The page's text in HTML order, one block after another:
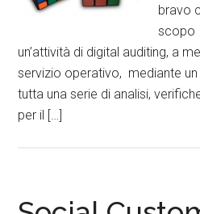
bravo
scopo
un’attività di digital auditing, a
servizio operativo, mediante
tutta una serie di analisi,
per il […]